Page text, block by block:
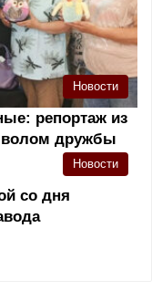
Новости
репортаж из
дружбы
Новости
со дня